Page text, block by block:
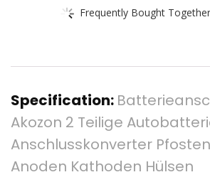
Frequently Bought
Specification:
Akozon 2 Teilige
Anschlusskonverter
Anoden Kathoden Hülsen